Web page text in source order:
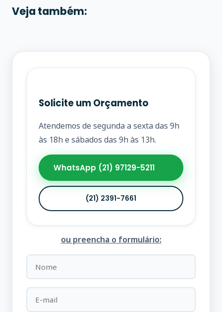
Veja também:
Solicite um Orçamento
Atendemos de segunda a sexta das 9h
às 18h e sábados das 9h às 13h.
WhatsApp (21) 97129-5211
(21) 2391-7661
ou preencha o formulário: